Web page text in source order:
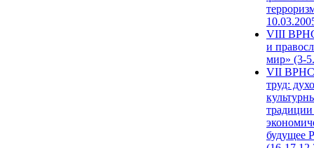
VIII
и
мир» (3-
VII ВРНС
труд:
будущее